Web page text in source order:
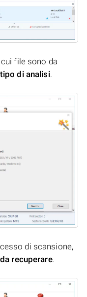
file sono da
tipo di analisi.
di scansione,
recuperare.